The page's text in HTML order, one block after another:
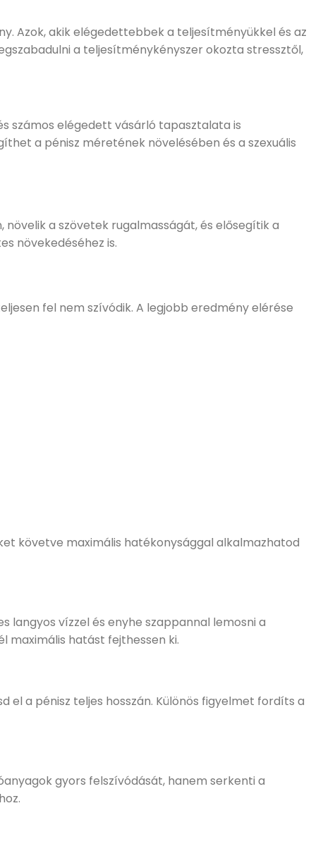
Azok, akik elégedettebbek a teljesítményükkel és az
a teljesítménykényszer okozta stressztől,
számos elégedett vásárló tapasztalata is
a pénisz méretének növelésében és a szexuális
a szövetek rugalmasságát, és elősegítik a
növekedéséhez is.
fel nem szívódik. A legjobb eredmény elérése
követve maximális hatékonysággal alkalmazhatod
langyos vízzel és enyhe szappannal lemosni a
maximális hatást fejthessen ki.
el a pénisz teljes hosszán. Különös figyelmet fordíts a
gyors felszívódását, hanem serkenti a